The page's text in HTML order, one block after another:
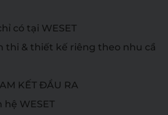
có tại WESET
thi & thiết kế riêng theo nhu cầ
KẾT ĐẦU RA
WESET